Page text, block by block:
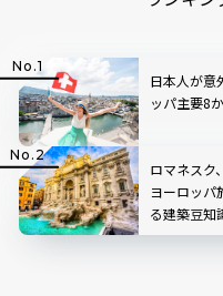
日本人が意
ッパ主要8
ロマネスク
ヨーロッパ
る建築豆知